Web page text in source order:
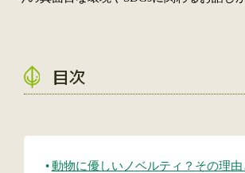
目次
動物に優しいノベルティ？その理由